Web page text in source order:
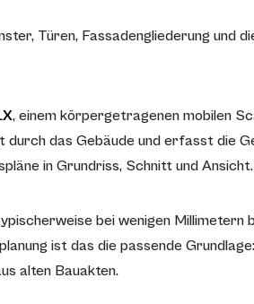
Türen, Fassadengliederung und
, einem körpergetragenen mobilen
das Gebäude und erfasst die
in Grundriss, Schnitt und Ansicht.
bei wenigen Millimetern
ist das die passende
alten Bauakten.